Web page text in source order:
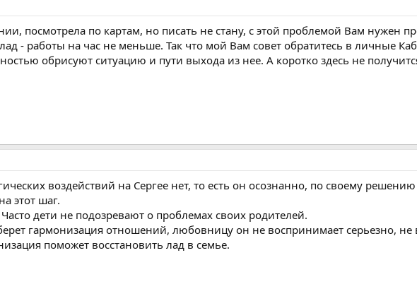
посмотрела по картам, но писать не стану, с этой проблемой Вам нужен
- работы на час не меньше. Так что мой Вам совет обратитесь в личные
обрисуют ситуацию и пути выхода из нее. А коротко здесь не
воздействий на Сергее нет, то есть он осознанно, по своему
этот шаг.
дети не подозревают о проблемах своих родителей.
гармонизация отношений, любовницу он не воспринимает серьезно, не
поможет восстановить лад в семье.